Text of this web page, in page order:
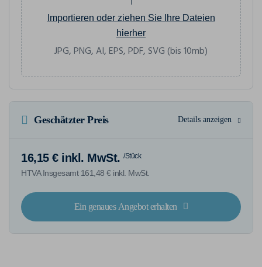
Importieren oder ziehen Sie Ihre Dateien
hierher
JPG, PNG, AI, EPS, PDF, SVG (bis 10mb)
Geschätzter Preis Details anzeigen
16,15 € inkl. MwSt. /Stück
HTVA Insgesamt 161,48 € inkl. MwSt.
Ein genaues Angebot erhalten